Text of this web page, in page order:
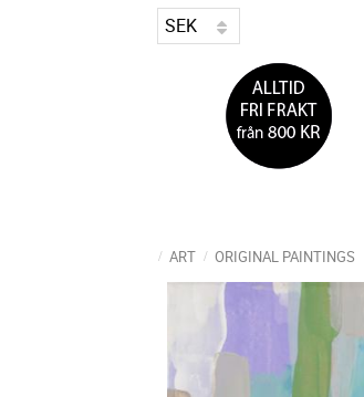
ART ORIGINAL PAINTINGS